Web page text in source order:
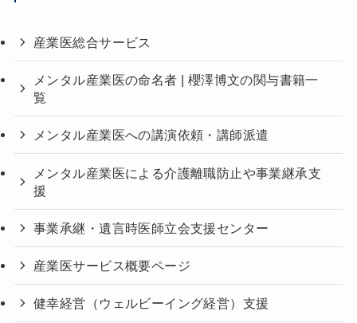
産業医総合サービス
メンタル産業医の命名者 | 櫻澤博文の関与書籍一
覧
メンタル産業医への講演依頼・講師派遣
メンタル産業医による介護離職防止や事業継承支
援
事業承継・遺言時医師立会支援センター
産業医サービス概要ページ
健幸経営（ウェルビーイング経営）支援